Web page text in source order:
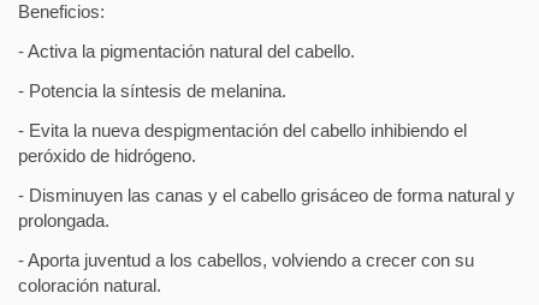
Beneficios:
- Activa la pigmentación natural del cabello.
- Potencia la síntesis de melanina.
- Evita la nueva despigmentación del cabello inhibiendo el
peróxido de hidrógeno.
- Disminuyen las canas y el cabello grisáceo de forma natural y
prolongada.
- Aporta juventud a los cabellos, volviendo a crecer con su
coloración natural.